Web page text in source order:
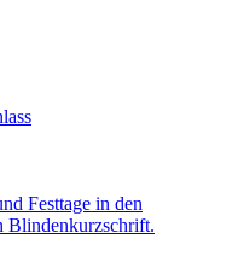
Festtage in den
Blindenkurzschrift.